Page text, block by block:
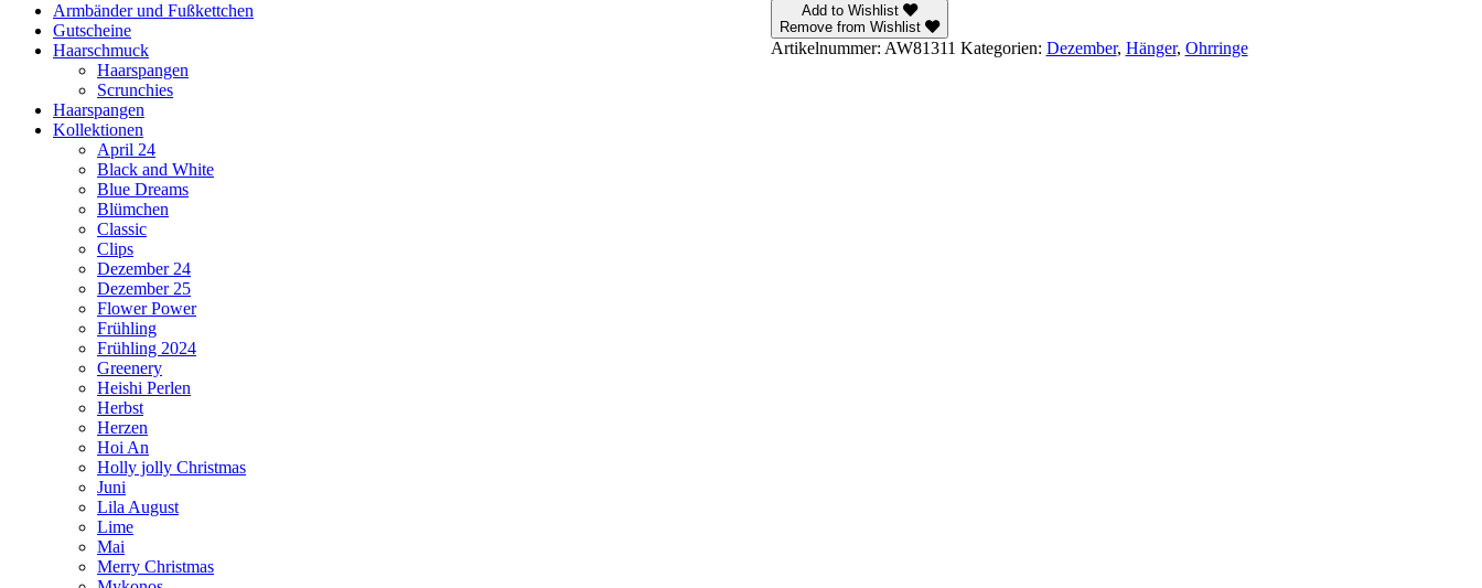
Add to Wishlist
Remove from Wishlist
Artikelnummer: AW81311 Kategorien: Dezember, Hänger, Ohrringe
Armbänder und Fußkettchen
Gutscheine
Haarschmuck
Haarspangen
Scrunchies
Haarspangen
Kollektionen
April 24
Black and White
Blue Dreams
Blümchen
Classic
Clips
Dezember 24
Dezember 25
Flower Power
Frühling
Frühling 2024
Greenery
Heishi Perlen
Herbst
Herzen
Hoi An
Holly jolly Christmas
Juni
Lila August
Lime
Mai
Merry Christmas